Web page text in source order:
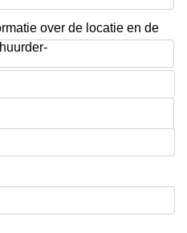
over de locatie en de